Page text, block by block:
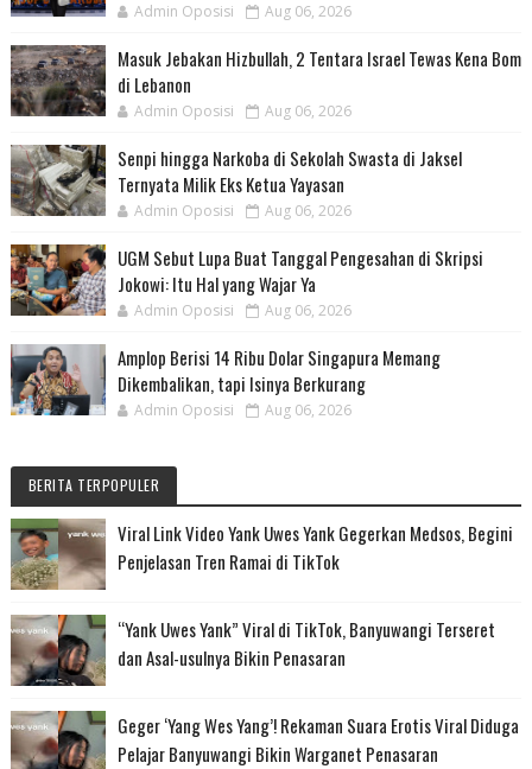
Admin Oposisi Aug 06, 2026
Masuk Jebakan Hizbullah, 2 Tentara Israel Tewas Kena Bom
di Lebanon
Admin Oposisi Aug 06, 2026
Senpi hingga Narkoba di Sekolah Swasta di Jaksel
Ternyata Milik Eks Ketua Yayasan
Admin Oposisi Aug 06, 2026
UGM Sebut Lupa Buat Tanggal Pengesahan di Skripsi
Jokowi: Itu Hal yang Wajar Ya
Admin Oposisi Aug 06, 2026
Amplop Berisi 14 Ribu Dolar Singapura Memang
Dikembalikan, tapi Isinya Berkurang
Admin Oposisi Aug 06, 2026
BERITA TERPOPULER
Viral Link Video Yank Uwes Yank Gegerkan Medsos, Begini
Penjelasan Tren Ramai di TikTok
“Yank Uwes Yank” Viral di TikTok, Banyuwangi Terseret
dan Asal-usulnya Bikin Penasaran
Geger ‘Yang Wes Yang’! Rekaman Suara Erotis Viral Diduga
Pelajar Banyuwangi Bikin Warganet Penasaran